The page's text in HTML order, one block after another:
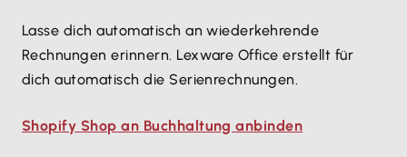
Lasse dich automatisch an wiederkehrende
Rechnungen erinnern. Lexware Office erstellt für
dich automatisch die Serienrechnungen.
Shopify Shop an Buchhaltung anbinden